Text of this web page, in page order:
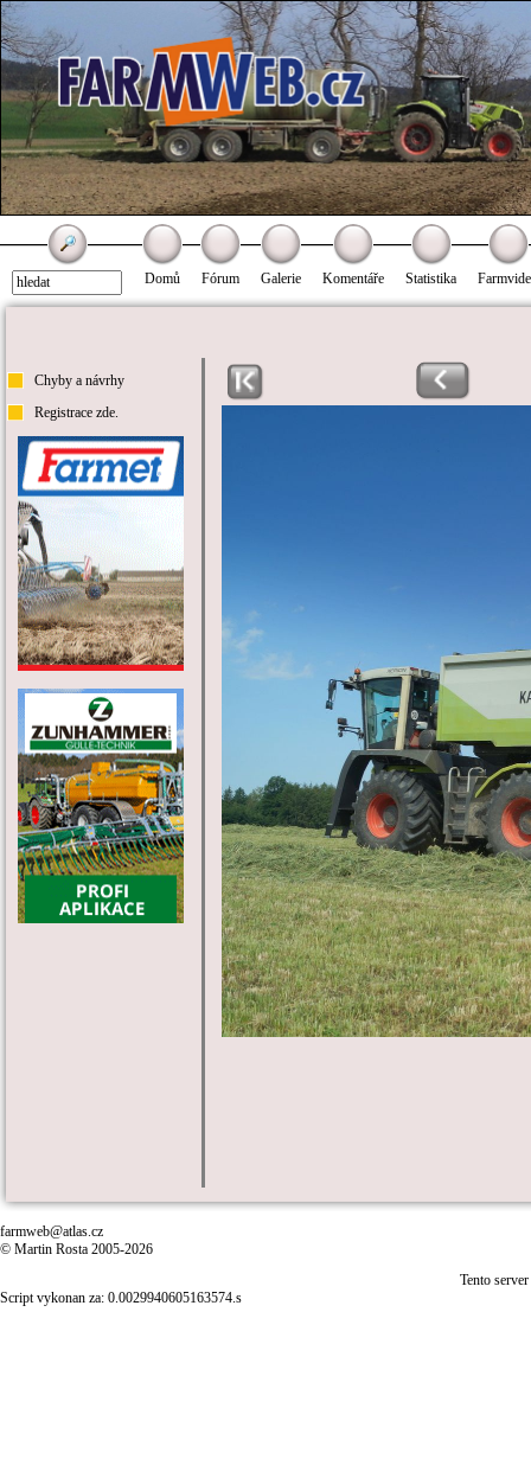
Domů Fórum Galerie Komentáře Statistika
Chyby a návrhy
Registrace zde.
farmweb@atlas.cz
© Martin Rosta 2005-2026
Tento
Script vykonan za: 0.0029940605163574.s